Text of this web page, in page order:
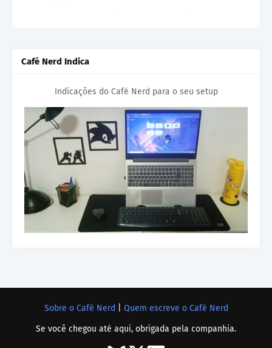
Café Nerd Indica
Indicações do Café Nerd para o seu setup
Sobre o Café Nerd
Quem escreve o Café Nerd
Se você chegou até aqui, obrigada pela companhia.